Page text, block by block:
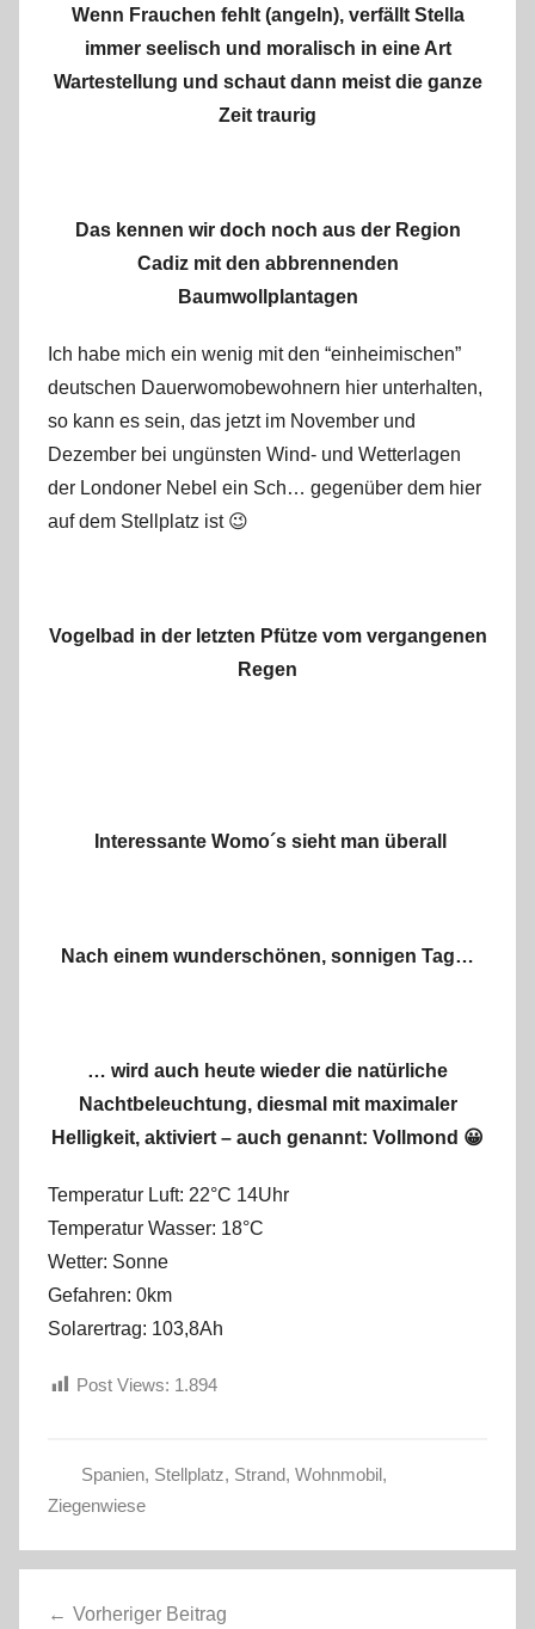
Wenn Frauchen fehlt (angeln), verfällt Stella
immer seelisch und moralisch in eine Art
Wartestellung und schaut dann meist die ganze
Zeit traurig
Das kennen wir doch noch aus der Region
Cadiz mit den abbrennenden
Baumwollplantagen
Ich habe mich ein wenig mit den “einheimischen”
deutschen Dauerwomobewohnern hier unterhalten,
so kann es sein, das jetzt im November und
Dezember bei ungünsten Wind- und Wetterlagen
der Londoner Nebel ein Sch… gegenüber dem hier
auf dem Stellplatz ist 😉
Vogelbad in der letzten Pfütze vom vergangenen
Regen
Interessante Womo´s sieht man überall
Nach einem wunderschönen, sonnigen Tag…
… wird auch heute wieder die natürliche
Nachtbeleuchtung, diesmal mit maximaler
Helligkeit, aktiviert – auch genannt: Vollmond 😀
Temperatur Luft: 22°C 14Uhr
Temperatur Wasser: 18°C
Wetter: Sonne
Gefahren: 0km
Solarertrag: 103,8Ah
Post Views: 1.894
H
r
Spanien, Stellplatz, Strand, Wohnmobil,
Ziegenwiese
Vorheriger Beitrag